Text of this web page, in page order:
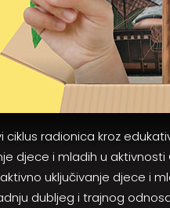
ciklus radionica kroz
djece i mladih u
uključivanje djece i
dubljeg i trajnog